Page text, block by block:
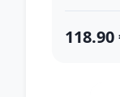
118.90